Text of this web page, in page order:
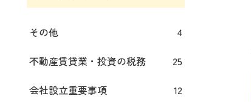
その他
4
不動産賃貸業・投資の税務
25
会社設立重要事項
12